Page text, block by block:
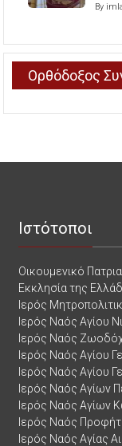
By
Ορθόδοξος
Ιστότοποι
Οικουμενικό
Εκκλησία της
Ιερός
Ιερός Ναός Αγίου
Ιερός Ναός
Ιερός Ναός Αγίου
Ιερός Ναός Αγίου
Ιερός Ναός Αγίων
Ιερός Ναός Αγίων
Ιερός Ναός
Ιερός Ναός Αγίας